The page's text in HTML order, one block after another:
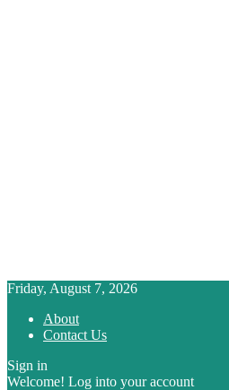
Friday, August 7, 2026
About
Contact Us
Sign in
Welcome! Log into your account